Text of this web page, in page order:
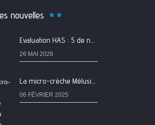
nouvelles
Evaluation HAS : 5 de nos services classés A
26 MAI 2026
La micro-crèche Mélusine passe au tarif de la PSU !
06 FÉVRIER 2025